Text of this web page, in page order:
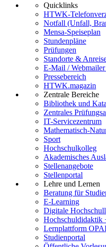
Quicklinks
HTWK-
Notfall (Unfall,
Mensa-Speiseplan
Stundenpläne
Prüfungen
Standorte &
E-Mail /
Pressebereich
HTWK.magazin
Zentrale Bereiche
Bibliothek und
Zentrales
IT-Servicezentrum
Mathematisch-
Sport
Hochschulkolleg
Akademisches
Stellenangebote
Stellenportal
Lehre und Lernen
Beratung für
E-Learning
Digitale
Hochschuldidaktik
Lernplattform
Studienportal